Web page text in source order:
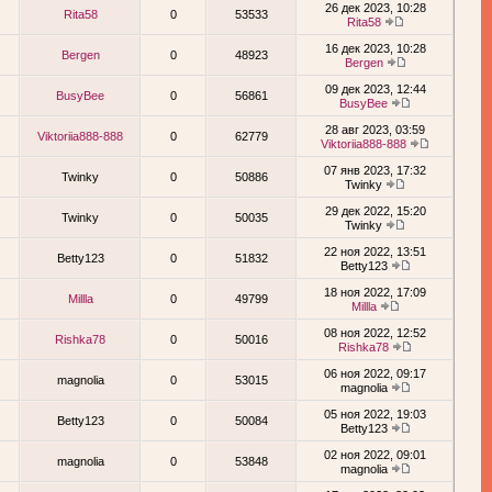
Rita58 0 53533
26 дек 2023, 10:28
Rita58
Bergen 0 48923
16 дек 2023, 10:28
Bergen
BusyBee 0 56861
09 дек 2023, 12:44
BusyBee
Viktoriia888-888 0 62779
28 авг 2023, 03:59
Viktoriia888-888
Twinky 0 50886
07 янв 2023, 17:32
Twinky
Twinky 0 50035
29 дек 2022, 15:20
Twinky
Betty123 0 51832
22 ноя 2022, 13:51
Betty123
Millla 0 49799
18 ноя 2022, 17:09
Millla
Rishka78 0 50016
08 ноя 2022, 12:52
Rishka78
magnolia 0 53015
06 ноя 2022, 09:17
magnolia
Betty123 0 50084
05 ноя 2022, 19:03
Betty123
magnolia 0 53848
02 ноя 2022, 09:01
magnolia